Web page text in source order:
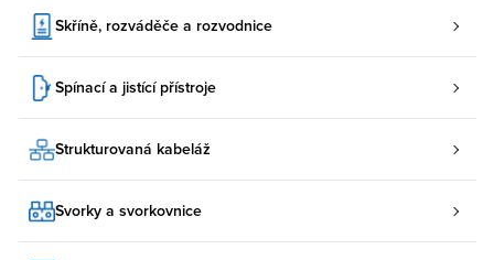
Skříně, rozváděče a rozvodnice
Spínací a jistící přístroje
Strukturovaná kabeláž
Svorky a svorkovnice